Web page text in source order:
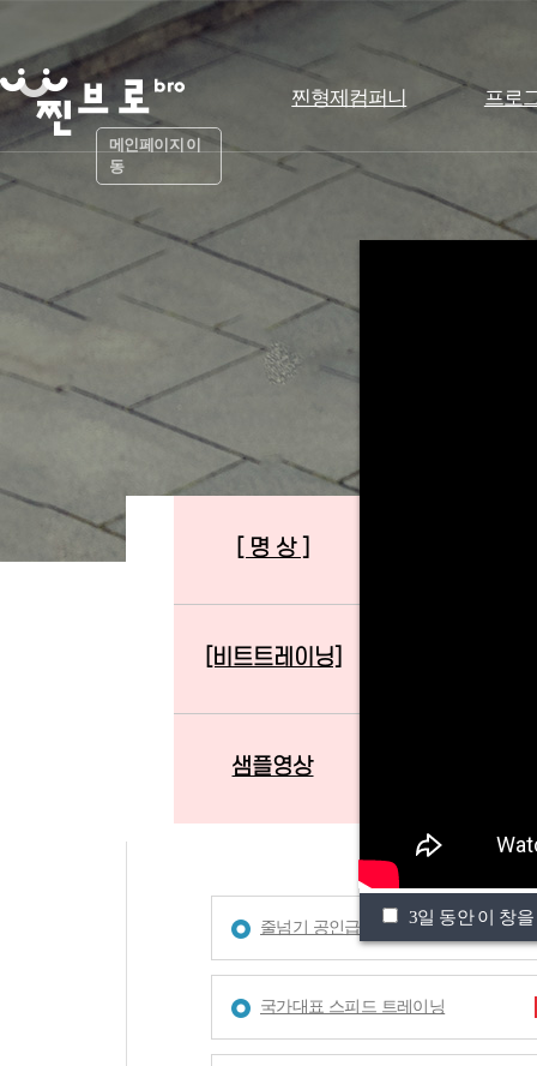
메인페이지 이
동
찐형제컴퍼니 프로
3일 동안 이 창
[ 명 상 ]
[비트트레이닝]
샘플영상
줄넘기 공인급수 단계
국가대표 스피드 트레이닝